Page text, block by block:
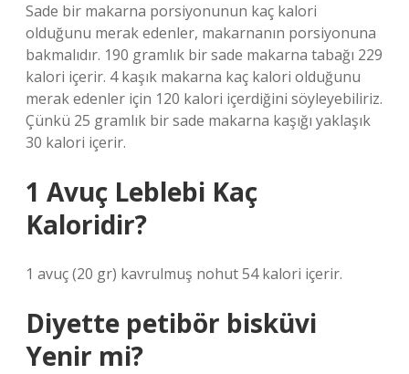
Sade bir makarna porsiyonunun kaç kalori
olduğunu merak edenler, makarnanın porsiyonuna
bakmalıdır. 190 gramlık bir sade makarna tabağı 229
kalori içerir. 4 kaşık makarna kaç kalori olduğunu
merak edenler için 120 kalori içerdiğini söyleyebiliriz.
Çünkü 25 gramlık bir sade makarna kaşığı yaklaşık
30 kalori içerir.
1 Avuç Leblebi Kaç
Kaloridir?
1 avuç (20 gr) kavrulmuş nohut 54 kalori içerir.
Diyette petibör bisküvi
Yenir mi?